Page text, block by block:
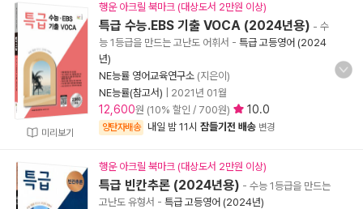
미리보기
행운 아크릴 북마크 (대상도서 2만원 이상)
특급 수능.EBS 기출 VOCA (2024년용) - 수
능 1등급을 만드는 고난도 어휘서 - 특급 고등영어 (2024
년)
NE능률 영어교육연구소 (지은이)
NE능률(참고서)
2021년 01월
12,600원 (10% 할인 / 700원) 10.0
양탄자배송 내일 밤 11시 잠들기전 배송 변경
행운 아크릴 북마크 (대상도서 2만원 이상)
특급 빈칸추론 (2024년용) - 수능 1등급을 만드는
고난도 유형서 - 특급 고등영어 (2024년)